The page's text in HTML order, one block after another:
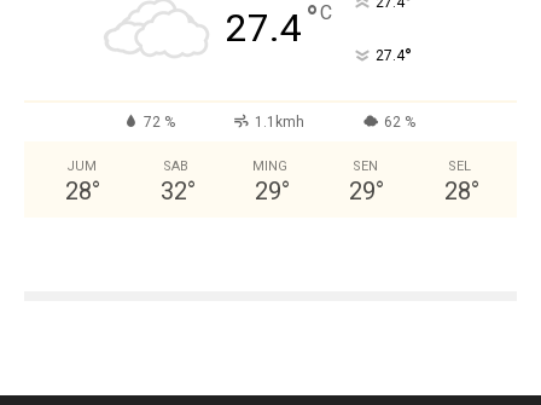
27.4°C
27.4°
72 % 1.1kmh 62 %
JUM
28°
SAB
32°
MING
29°
SEN
29°
SEL
28°